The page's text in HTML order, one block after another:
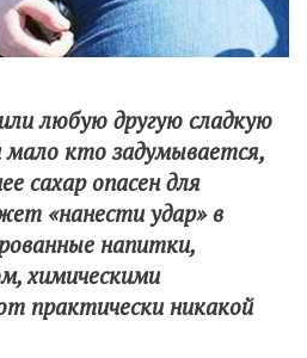
любую другую сладкую
мало кто задумывается,
сахар опасен для
«нанести удар» в
напитки,
химическими
практически никакой